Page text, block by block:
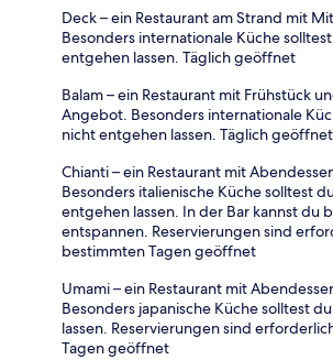
Deck – ein Restaurant am Strand mit
Besonders internationale Küche
entgehen lassen. Täglich geöffnet
Balam – ein Restaurant mit Frühstück
Angebot. Besonders internationale
nicht entgehen lassen. Täglich geöffnet
Chianti – ein Restaurant mit
Besonders italienische Küche solltest
entgehen lassen. In der Bar kannst du
entspannen. Reservierungen sind
bestimmten Tagen geöffnet
Umami – ein Restaurant mit
Besonders japanische Küche solltest
lassen. Reservierungen sind
Tagen geöffnet